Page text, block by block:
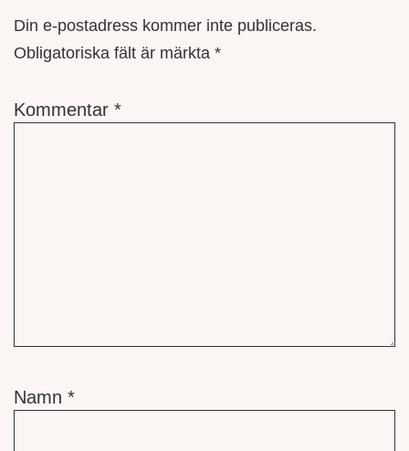
Din e-postadress kommer inte publiceras.
Obligatoriska fält är märkta *
Kommentar *
Namn *